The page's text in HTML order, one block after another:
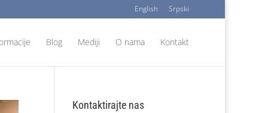
English Srpski
Blog Mediji O nama Kontakt
Kontaktirajte nas